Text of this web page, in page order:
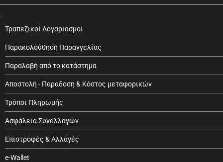
Τραπεζικοί Λογαριασμοί
Παρακολούθηση Παραγγελίας
Παραλαβή από το κατάστημα
Αποστολή - Παράδοση & Κόστος μεταφορικών
Τρόποι Πληρωμής
Ασφάλεια Συναλλαγών
Επιστροφές & Αλλαγές
e-Wallet